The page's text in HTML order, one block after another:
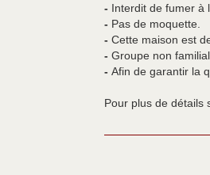
- Interdit de fumer à
- Pas de moquette.
- Cette maison est
- Groupe non
- Afin de garantir la
Pour plus de détails